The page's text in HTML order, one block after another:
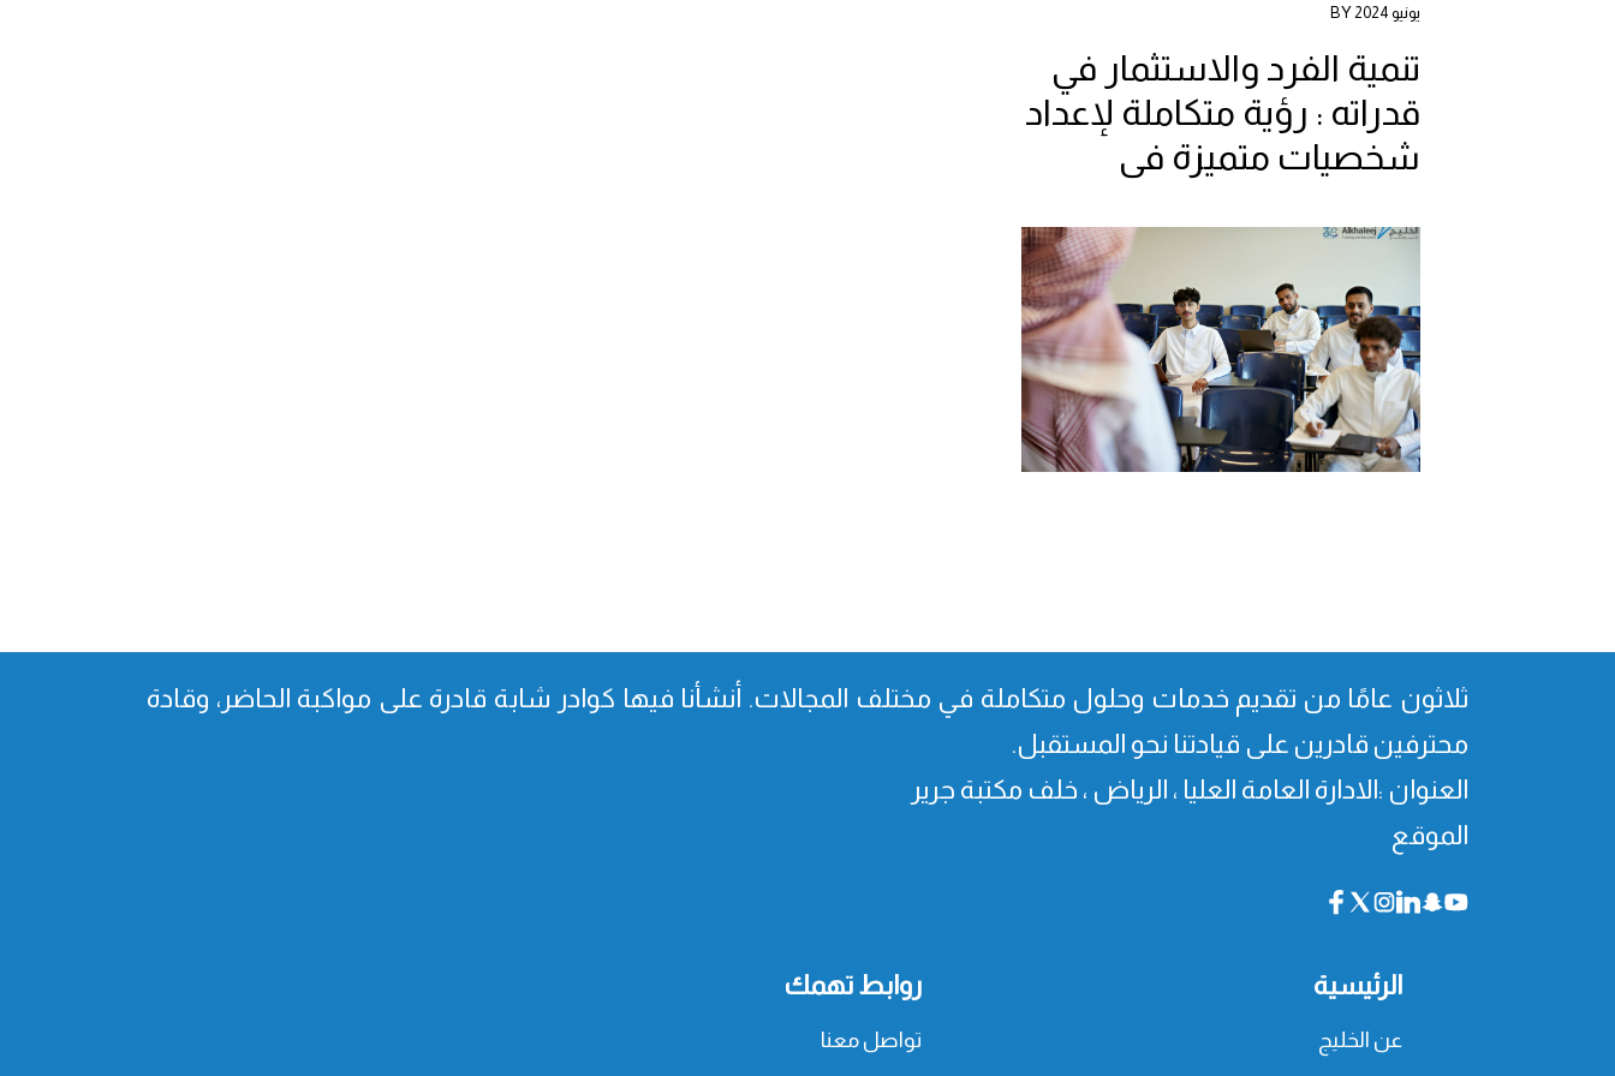
يونيو 2024 BY
تنمية الفرد والاستثمار في
قدراته : رؤية متكاملة لإعداد
شخصيات متميزة في
ثلاثون عامًا من تقدیم خدمات وحلول متكاملة في مختلف المجالات. أنشأنا فیھا كوادر شابة قادرة على مواكبة الحاضر، وقادة
محترفین قادرین على قیادتنا نحو المستقبل.
العنوان :الادارة العامة العليا ، الرياض ، خلف مكتبة جرير
الموقع
الرئيسية
عن الخليج
روابط تهمك
تواصل معنا